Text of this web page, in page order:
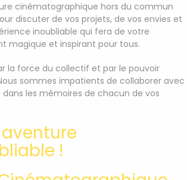
cinématographique hors du commun
discuter de vos projets, de vos envies et
inoubliable qui fera de votre
magique et inspirant pour tous.
la force du collectif et par le pouvoir
sommes impatients de collaborer avec
les mémoires de chacun de vos
!